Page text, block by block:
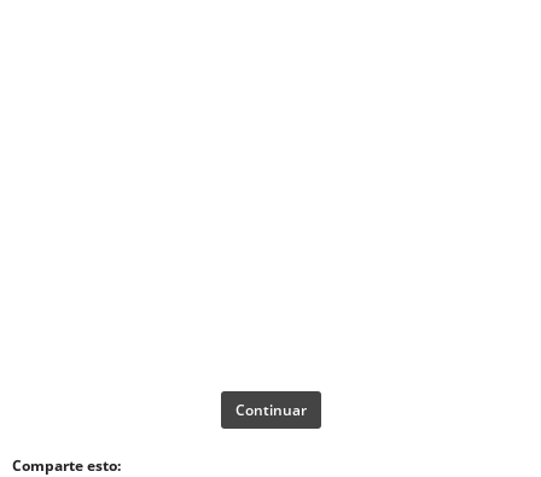
Continuar
Comparte esto: